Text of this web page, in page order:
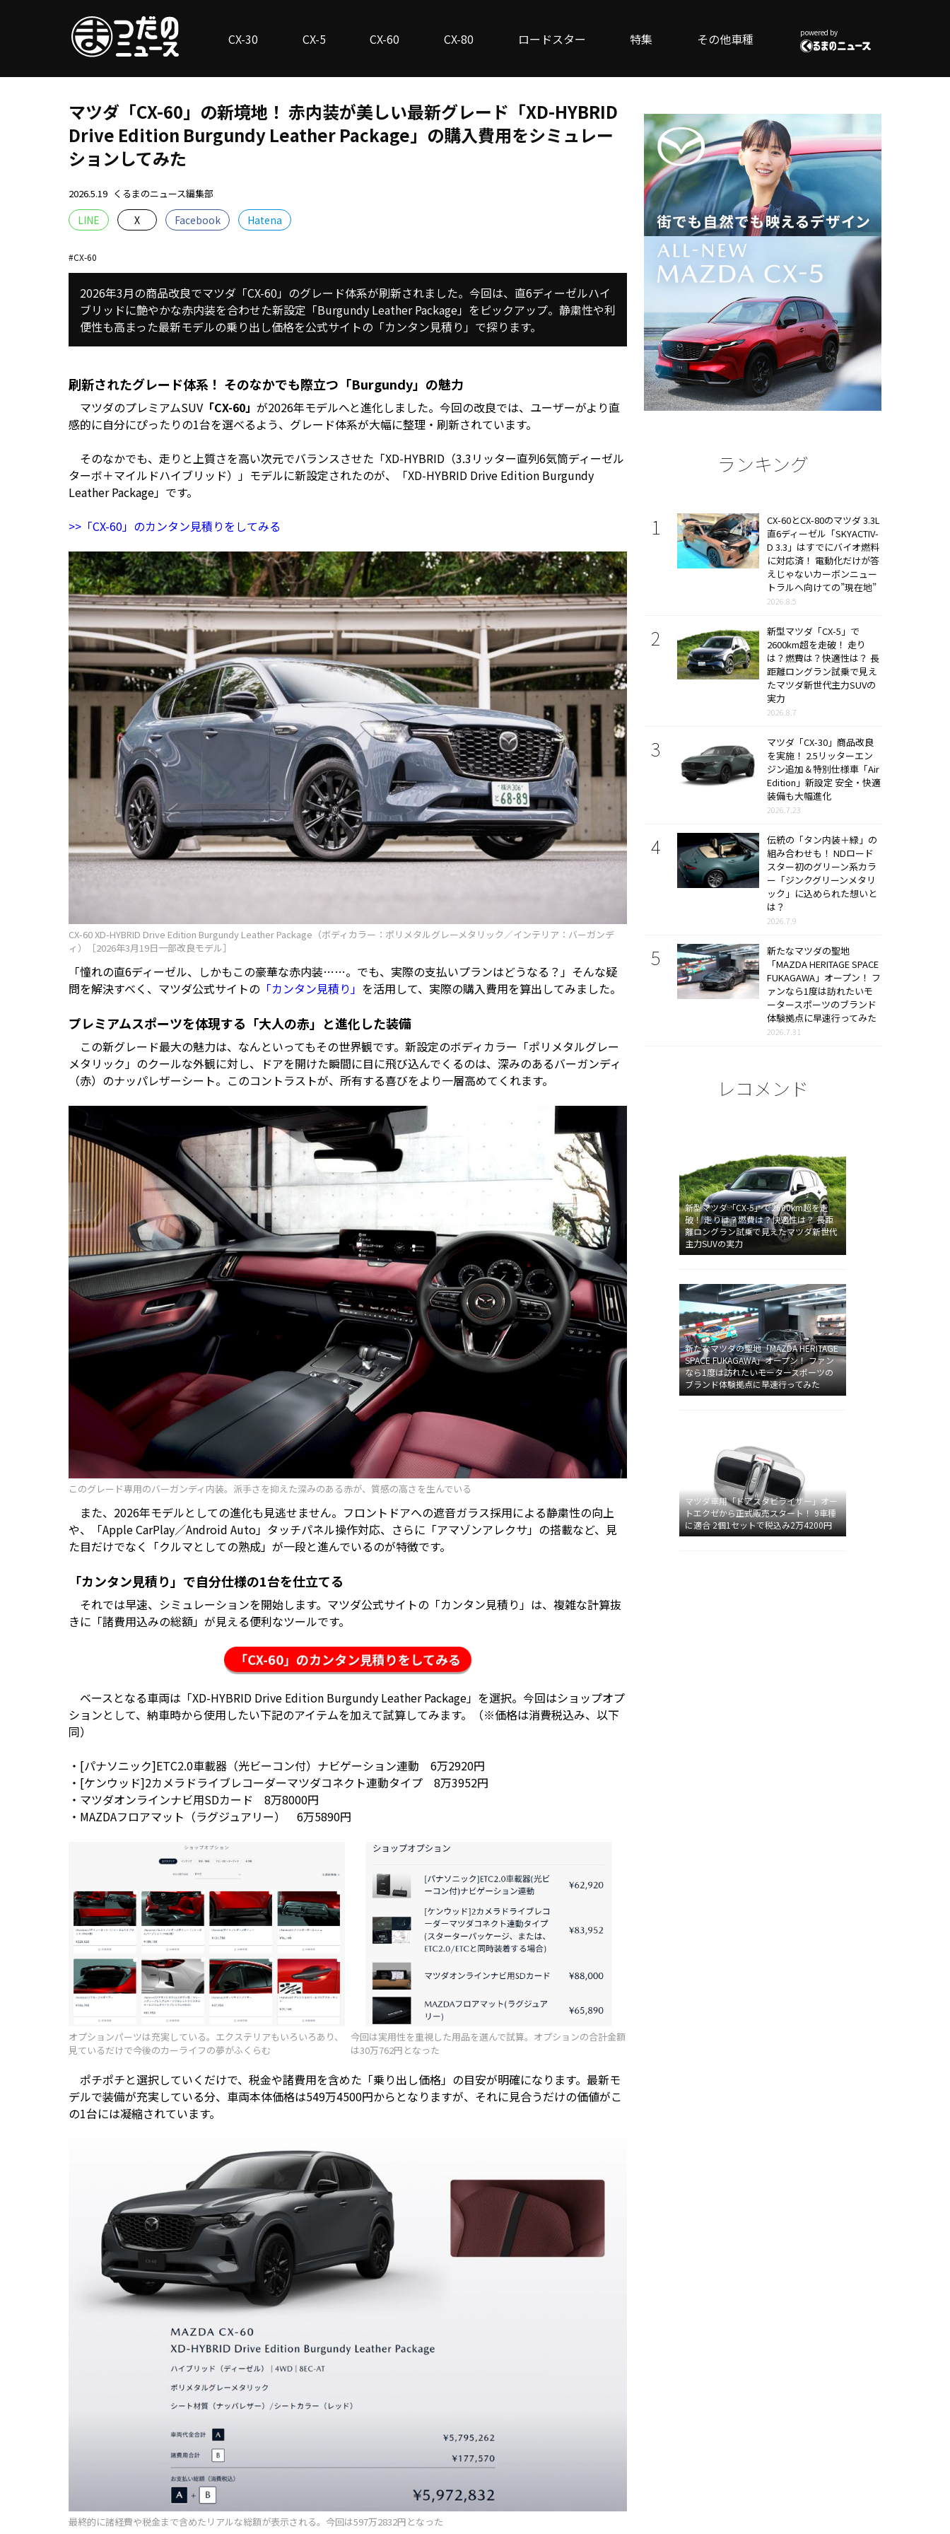
CX-30 CX-5 CX-60 CX-80 ロードスター 特集 その他車種 powered by
マツダ「CX-60」の新境地！ 赤内装が美しい最新グレード「XD-HYBRID
Drive Edition Burgundy Leather Package」の購入費用をシミュレー
ションしてみた
2026.5.19 くるまのニュース編集部
LINE X Facebook Hatena
CX-60
2026年3月の商品改良でマツダ「CX-60」のグレード体系が刷新されました。今回は、直6ディーゼルハイ
ブリッドに艶やかな赤内装を合わせた新設定「Burgundy Leather Package」をピックアップ。静粛性や利
便性も高まった最新モデルの乗り出し価格を公式サイトの「カンタン見積り」で探ります。
刷新されたグレード体系！ そのなかでも際立つ「Burgundy」の魅力
マツダのプレミアムSUV 「CX-60」 が2026年モデルへと進化しました。今回の改良では、ユーザーがより直
感的に自分にぴったりの1台を選べるよう、グレード体系が大幅に整理・刷新されています。
そのなかでも、走りと上質さを高い次元でバランスさせた「XD-HYBRID（3.3リッター直列6気筒ディーゼル
ターボ＋マイルドハイブリッド）」モデルに新設定されたのが、「XD-HYBRID Drive Edition Burgundy
Leather Package」です。
>>「CX-60」のカンタン見積りをしてみる
CX-60 XD-HYBRID Drive Edition Burgundy Leather Package（ボディカラー：ポリメタルグレーメタリック／インテリア：バーガンデ
ィ）［2026年3月19日一部改良モデル］
「憧れの直6ディーゼル、しかもこの豪華な赤内装……。でも、実際の支払いプランはどうなる？」そんな疑
問を解決すべく、マツダ公式サイトの 「カンタン見積り」 を活用して、実際の購入費用を算出してみました。
プレミアムスポーツを体現する「大人の赤」と進化した装備
この新グレード最大の魅力は、なんといってもその世界観です。新設定のボディカラー「ポリメタルグレー
メタリック」のクールな外観に対し、ドアを開けた瞬間に目に飛び込んでくるのは、深みのあるバーガンディ
（赤）のナッパレザーシート。このコントラストが、所有する喜びをより一層高めてくれます。
このグレード専用のバーガンディ内装。派手さを抑えた深みのある赤が、質感の高さを生んでいる
また、2026年モデルとしての進化も見逃せません。フロントドアへの遮音ガラス採用による静粛性の向上
や、「Apple CarPlay／Android Auto」タッチパネル操作対応、さらに「アマゾンアレクサ」の搭載など、見
た目だけでなく「クルマとしての熟成」が一段と進んでいるのが特徴です。
「カンタン見積り」で自分仕様の1台を仕立てる
それでは早速、シミュレーションを開始します。マツダ公式サイトの「カンタン見積り」は、複雑な計算抜
きに「諸費用込みの総額」が見える便利なツールです。
「CX-60」のカンタン見積りをしてみる
ベースとなる車両は「XD-HYBRID Drive Edition Burgundy Leather Package」を選択。今回はショップオプ
ションとして、納車時から使用したい下記のアイテムを加えて試算してみます。（※価格は消費税込み、以下
同）
・[パナソニック]ETC2.0車載器（光ビーコン付）ナビゲーション連動 6万2920円
・[ケンウッド]2カメラドライブレコーダーマツダコネクト連動タイプ 8万3952円
・マツダオンラインナビ用SDカード 8万8000円
・MAZDAフロアマット（ラグジュアリー） 6万5890円
オプションパーツは充実している。エクステリアもいろいろあり、
見ているだけで今後のカーライフの夢がふくらむ
今回は実用性を重視した用品を選んで試算。オプションの合計金額
は30万762円となった
ポチポチと選択していくだけで、税金や諸費用を含めた「乗り出し価格」の目安が明確になります。最新モ
デルで装備が充実している分、車両本体価格は549万4500円からとなりますが、それに見合うだけの価値がこ
の1台には凝縮されています。
最終的に諸経費や税金まで含めたリアルな総額が表示される。今回は597万2832円となった
ランキング
CX-60とCX-80のマツダ 3.3L
直6ディーゼル「SKYACTIV-
D 3.3」はすでにバイオ燃料
に対応済！ 電動化だけが答
えじゃないカーボンニュー
トラルへ向けての”現在地”
2026.8.5
新型マツダ「CX-5」で
2600km超を走破！ 走り
は？燃費は？快適性は？ 長
距離ロングラン試乗で見え
たマツダ新世代主力SUVの
実力
2026.8.7
マツダ「CX-30」商品改良
を実施！ 2.5リッターエン
ジン追加＆特別仕様車「Air
Edition」新設定 安全・快適
装備も大幅進化
2026.7.23
伝統の「タン内装＋緑」の
組み合わせも！ NDロード
スター初のグリーン系カラ
ー「ジンクグリーンメタリ
ック」に込められた想いと
は？
2026.7.9
新たなマツダの聖地
「MAZDA HERITAGE SPACE
FUKAGAWA」オープン！ フ
ァンなら1度は訪れたいモ
ータースポーツのブランド
体験拠点に早速行ってみた
2026.7.31
レコメンド
新型マツダ「CX-5」で2600km超を走
破！ 走りは？燃費は？快適性は？ 長距
離ロングラン試乗で見えたマツダ新世代
主力SUVの実力
新たなマツダの聖地「MAZDA HERITAGE
SPACE FUKAGAWA」オープン！ ファン
なら1度は訪れたいモータースポーツの
ブランド体験拠点に早速行ってみた
マツダ車用「ドアスタビライザー」オー
トエクゼから正式販売スタート！ 9車種
に適合 2個1セットで税込み2万4200円